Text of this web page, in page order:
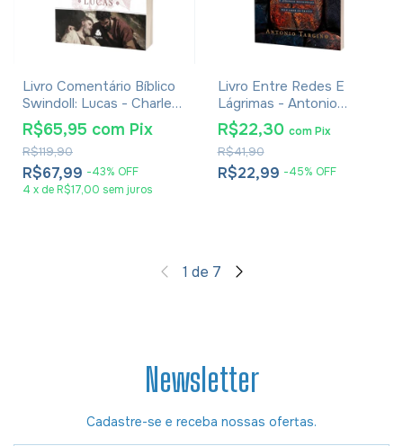
Livro Comentário Bíblico
Swindoll: Lucas - Charles
R. Swindoll
R$67,99 -43% OFF
R$119,90
R$65,95 com Pix
4 x de R$17,00 sem juros
Livro Entre Redes E
Lágrimas - Antonio
Targino
R$22,99 -45% OFF
R$41,90
R$22,30 com Pix
1 de 7
Newsletter
Cadastre-se e receba nossas ofertas.